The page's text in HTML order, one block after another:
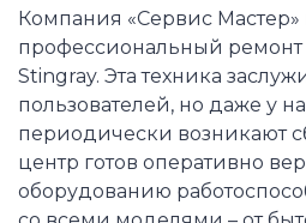
Компания «Сервис Мастер»
профессиональный
Stingray. Эта техника
пользователей, но даже у
периодически возникают
центр готов оперативно
оборудованию